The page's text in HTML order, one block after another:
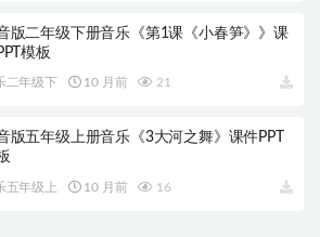
版二年级下册音乐《第1课《小春笋》》课
模板
二年级下 10 月前 21
版五年级上册音乐《3大河之舞》课件PPT
五年级上 10 月前 16